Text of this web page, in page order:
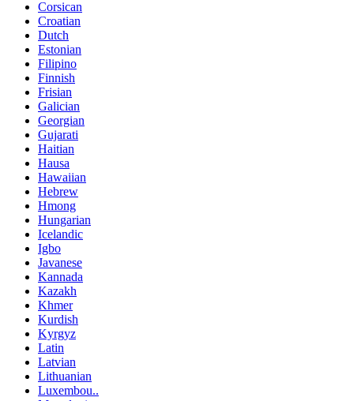
Corsican
Croatian
Dutch
Estonian
Filipino
Finnish
Frisian
Galician
Georgian
Gujarati
Haitian
Hausa
Hawaiian
Hebrew
Hmong
Hungarian
Icelandic
Igbo
Javanese
Kannada
Kazakh
Khmer
Kurdish
Kyrgyz
Latin
Latvian
Lithuanian
Luxembou..